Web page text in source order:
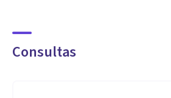
Consultas